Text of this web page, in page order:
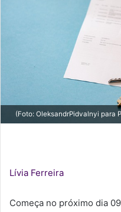
(Foto: OleksandrPidvalnyi para
Lívia Ferreira
Começa no próximo dia